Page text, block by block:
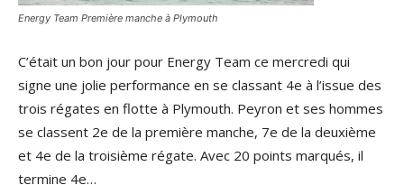
Energy Team Première manche à Plymouth
C’était un bon jour pour Energy Team ce mercredi qui
signe une jolie performance en se classant 4e à l’issue des
trois régates en flotte à Plymouth. Peyron et ses hommes
se classent 2e de la première manche, 7e de la deuxième
et 4e de la troisième régate. Avec 20 points marqués, il
termine 4e…